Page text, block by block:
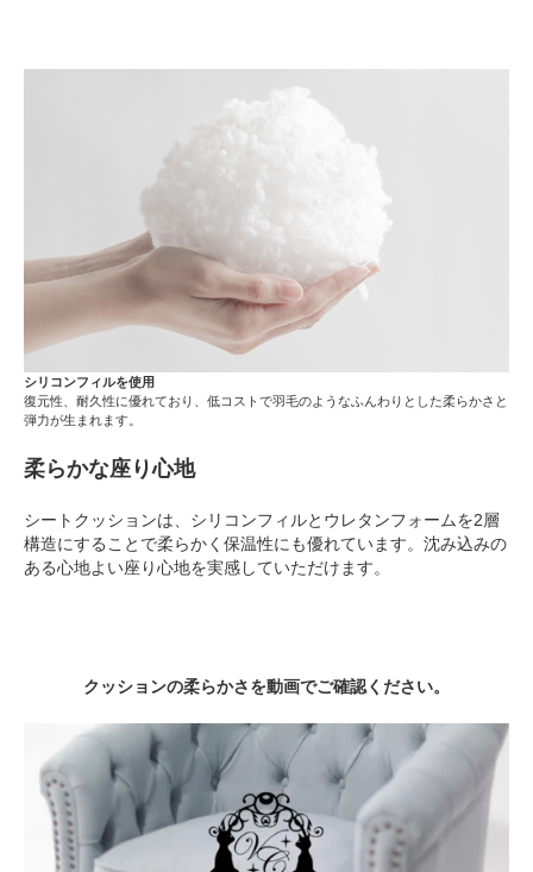
シリコンフィルを使用
復元性、耐久性に優れており、低コストで羽毛のようなふんわりとした柔らかさと
弾力が生まれます。
柔らかな座り心地
シートクッションは、シリコンフィルとウレタンフォームを2層
構造にすることで柔らかく保温性にも優れています。沈み込みの
ある心地よい座り心地を実感していただけます。
クッションの柔らかさを動画でご確認ください。